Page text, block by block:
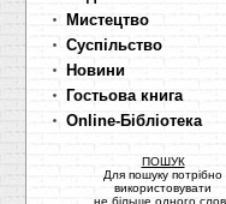
Мистецтво
Суспільство
Новини
Гостьова книга
Online-Бібліотека
ПОШУК
Для пошуку потрібно
використовувати
не більше одного